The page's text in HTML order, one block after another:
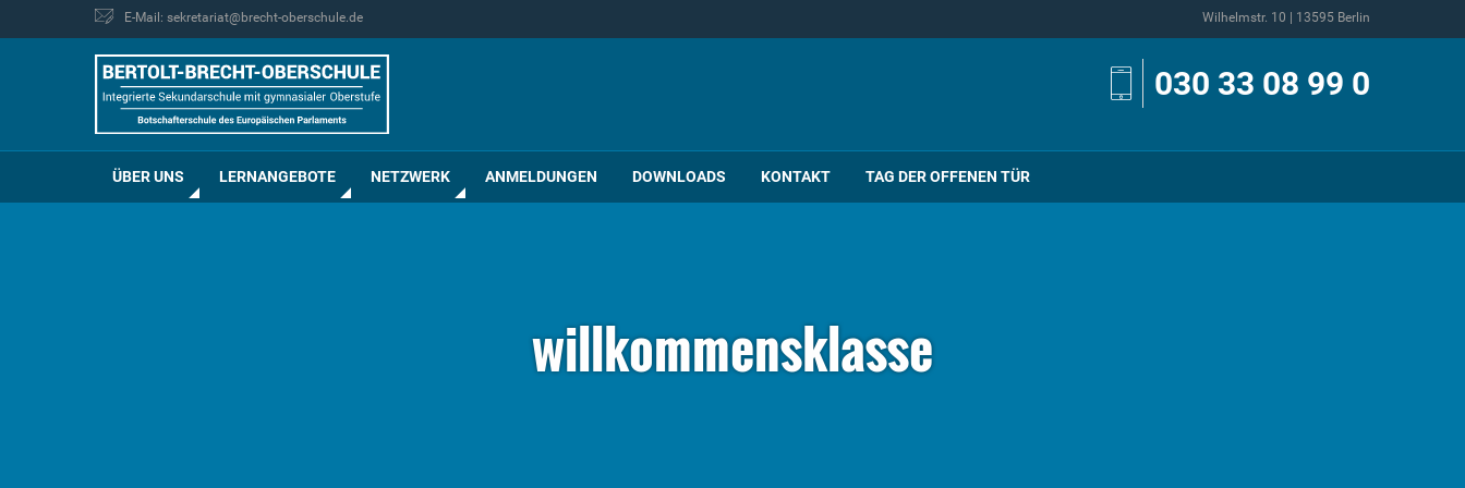
E-Mail: sekretariat@brecht-oberschule.de Wilhelmstr. 10 | 13595 Berlin
030 33 08 99 0
ÜBER UNS LERNANGEBOTE NETZWERK ANMELDUNGEN DOWNLOADS KONTAKT TAG DER OFFENEN TÜR
willkommensklasse